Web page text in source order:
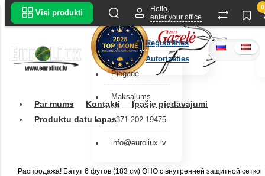
Piegāde
Maksājums
+371 202 19475
info@euroliux.lv
Par mums Kontakti
Īpašie piedāvājumi
Produktu datu lapas
Visi produkti
Hello,
enter your office
Reģistrēties
Autorizēties
0
Распродажа! Батут 6 футов (183 см) OHO с внутренней защитной сеткой